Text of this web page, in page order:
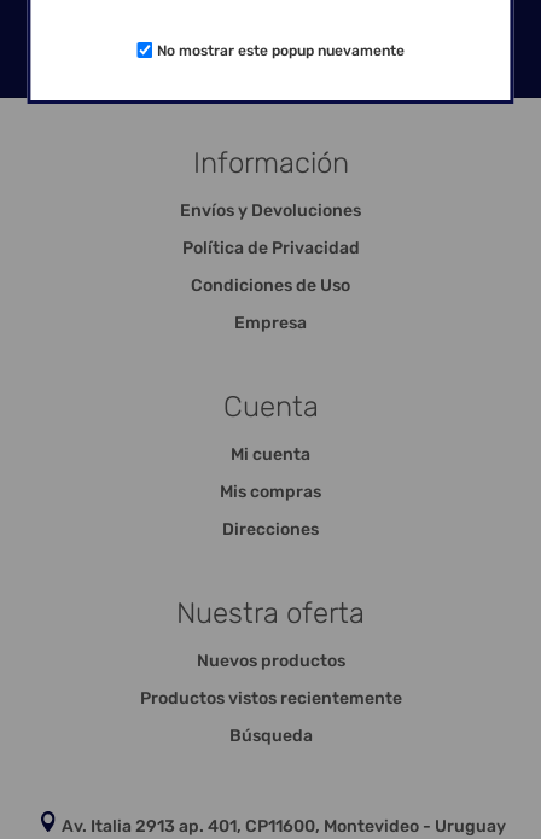
Información
Envíos y Devoluciones
Política de Privacidad
Condiciones de Uso
Empresa
Cuenta
Mi cuenta
Mis compras
Direcciones
Nuestra oferta
Nuevos productos
Productos vistos recientemente
Búsqueda
Av. Italia 2913 ap. 401, CP11600, Montevideo - Uruguay
No mostrar este popup nuevamente